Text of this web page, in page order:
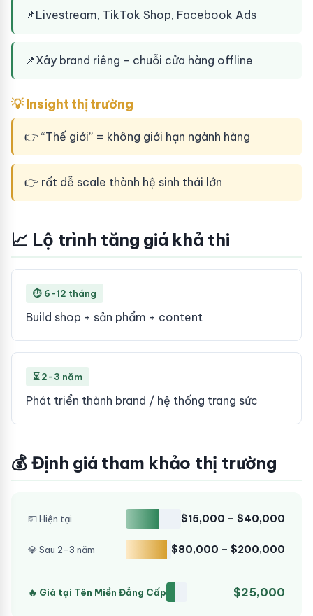
📌Livestream, TikTok Shop, Facebook Ads
📌Xây brand riêng - chuỗi cửa hàng offline
💡 Insight thị trường
👉 “Thế giới” = không giới hạn ngành hàng
👉 rất dễ scale thành hệ sinh thái lớn
📈 Lộ trình tăng giá khả thi
⏱ 6-12 tháng
Build shop + sản phẩm + content
⏳ 2-3 năm
Phát triển thành brand / hệ thống trang sức
💰 Định giá tham khảo thị trường
💵 Hiện tại $15,000 – $40,000
💎 Sau 2-3 năm $80,000 – $200,000
🔥 Giá tại Tên Miền Đẳng Cấp $25,000